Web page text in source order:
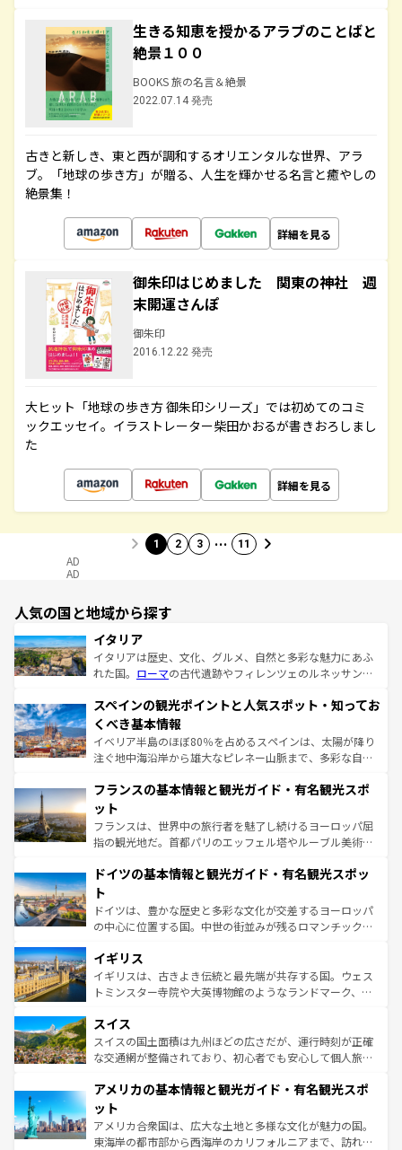
生きる知恵を授かるアラブのことばと
絶景１００
BOOKS 旅の名言＆絶景
2022.07.14 発売
古きと新しき、東と西が調和するオリエンタルな世界、アラ
ブ。「地球の歩き方」が贈る、人生を輝かせる名言と癒やしの
絶景集！
詳細を見る
御朱印はじめました 関東の神社 週
末開運さんぽ
御朱印
2016.12.22 発売
大ヒット「地球の歩き方 御朱印シリーズ」では初めてのコミ
ックエッセイ。イラストレーター柴田かおるが書きおろしまし
た
詳細を見る
1 2 3 … 11
AD
AD
人気の国と地域から探す
イタリア
イタリアは歴史、文化、グルメ、自然と多彩な魅力にあふ
れた国。 ローマの古代遺跡やフィレンツェのルネッサンス
ろん、トスカーナの美しい田園風景やアマルフィ海岸の絶
景など、自然景観も見逃せない。観光の合間には、本場の
ピザやパスタなど、絶品のイタリア料理を堪能することも
できる。朝目覚めてから夜眠るまで、すべての瞬間を楽し
なお、新着のイタリア情報はコンテンツ一覧を参照してほ
しい。
スペインの観光ポイントと人気スポット・知ってお
くべき基本情報
イベリア半島のほぼ80％を占めるスペインは、太陽が降り
注ぐ地中海沿岸から雄大なピレネー山脈まで、多彩な自然
文化が根付くこの国では、情熱的なフラメンコ、熱気あふ
れる闘牛、そして美味しいタパスが生活の一部となってい
る。首都マドリードの洗練された雰囲気や、バルセロナの
アートに溢れた街角から、地方では古代ローマ遺跡や中世
せる。地方によって風土や気候が異なるスペインはその個
ンテンツ一覧 を参照してほしい。
フランスの基本情報と観光ガイド・有名観光スポ
ット
フランスは、世界中の旅行者を魅了し続けるヨーロッパ屈
指の観光地だ。首都パリのエッフェル塔やルーブル美術館
で、幅広い魅力が詰まっている。華麗な宮殿、歴史的な大
聖堂、美しいビーチ、そして豊かな自然が、訪れる者を心
から魅了する。また、フランスは美食の国としても知ら
れ、フランス料理はユネスコ無形文化遺産にも登録されて
香り高いラベンダー畑など、多彩な楽しみ方が可能だ。さ
らに、パリ以外の地域にも魅力が溢れており、どの街角に
も豊かな歴史と文化が息づいている。パリ以外の個性あふ
を参照してほしい。
ドイツの基本情報と観光ガイド・有名観光スポッ
ト
ドイツは、豊かな歴史と多彩な文化が交差するヨーロッパ
の中心に位置する国。中世の街並みが残るロマンチック街
顔を持つこの国は、どこを歩いても飽きることがない。ベ
ルリンの文化的活気、バイエルン州のアルプスの絶景、そ
してライン川沿いのワイン畑といった風景は必見。ビール
は、お酒好きな人にはぜひ体験してほしい。 なお、新着の
ドイツ情報はコンテンツ一覧を参照してほしい。
イギリス
イギリスは、古きよき伝統と最先端が共存する国。ウェス
トミンスター寺院や大英博物館のようなランドマーク、歴
リアごとに異なる魅力がある。また、優雅なアフタヌーン
ティー、ビール好きにはたまらない英国パブ、サッカー観
戦など、本場だからこそできる体験も豊富。イギリスを旅
ンツ一覧を参照してほしい。
スイス
スイスの国土面積は九州ほどの広さだが、運行時刻が正確
な交通網が整備されており、初心者でも安心して個人旅行
の建物がそのまま残る町や、スイスならではのユニークな
博物館もあり、アルプス観光だけでなく町歩きも満喫する
ことができる。国民の所得が高いため物価も高いが、旅行
者向けの交通パス提供のサービスもあり、うまく活用すれ
アメリカの基本情報と観光ガイド・有名観光スポ
ット
アメリカ合衆国は、広大な土地と多様な文化が魅力の国。
東海岸の都市部から西海岸のカリフォルニアまで、訪れる